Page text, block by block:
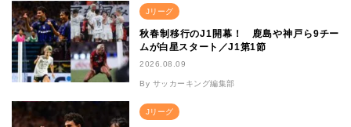
Jリーグ
秋春制移行のJ1開幕！ 鹿島や神戸ら9チー
ムが白星スタート／J1第1節
2026.08.09
By サッカーキング編集部
Jリーグ